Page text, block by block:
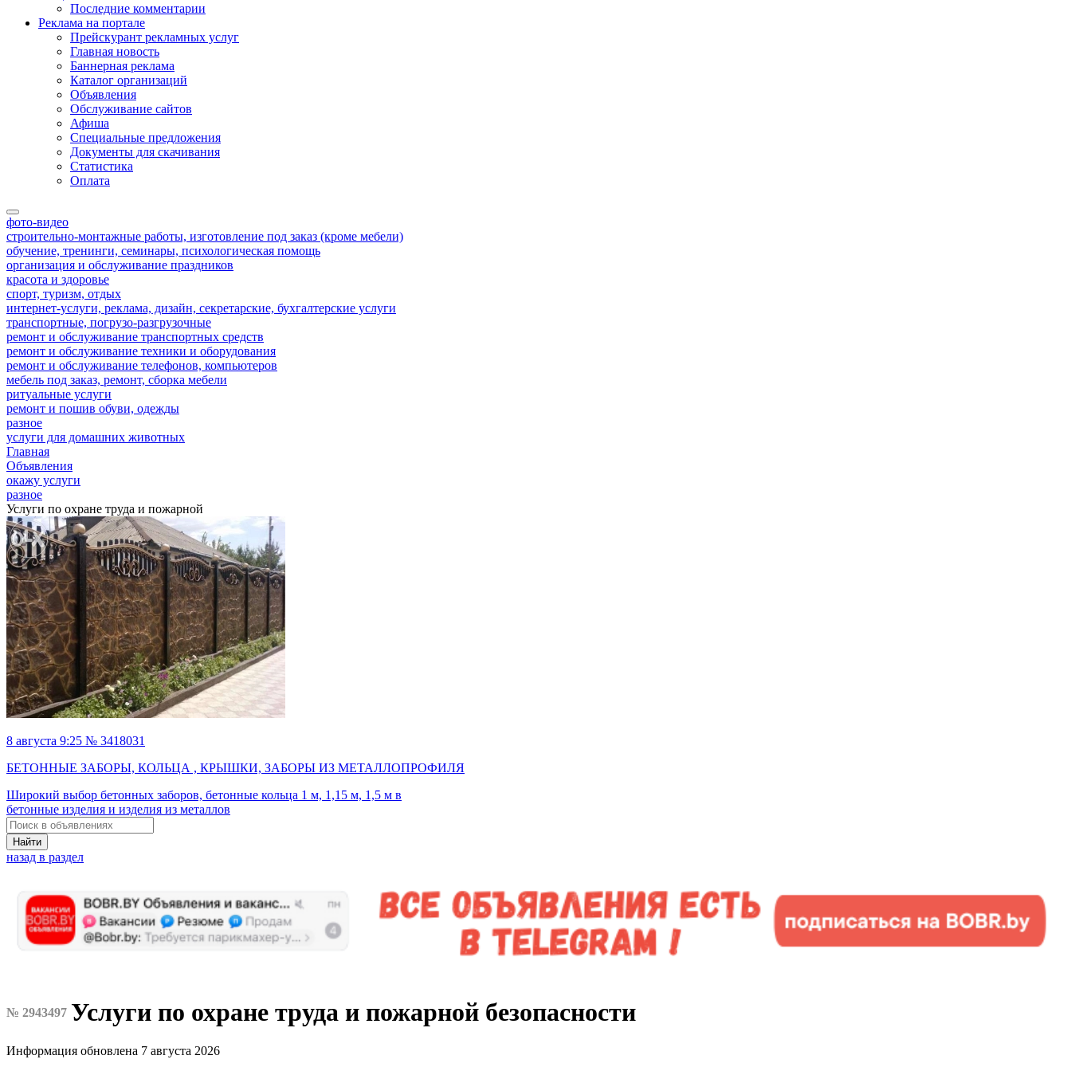
Последние комментарии
Реклама на портале
Прейскурант рекламных услуг
Главная новость
Баннерная реклама
Каталог организаций
Объявления
Обслуживание сайтов
Афиша
Специальные предложения
Документы для скачивания
Статистика
Оплата
фото-видео
строительно-монтажные работы, изготовление под заказ (кроме мебели)
обучение, тренинги, семинары, психологическая помощь
организация и обслуживание праздников
красота и здоровье
спорт, туризм, отдых
интернет-услуги, реклама, дизайн, секретарские, бухгалтерские услуги
транспортные, погрузо-разгрузочные
ремонт и обслуживание транспортных средств
ремонт и обслуживание техники и оборудования
ремонт и обслуживание телефонов, компьютеров
мебель под заказ, ремонт, сборка мебели
ритуальные услуги
ремонт и пошив обуви, одежды
разное
услуги для домашних животных
Главная
Объявления
окажу услуги
разное
Услуги по охране труда и пожарной
8 августа 9:25 № 3418031
БЕТОННЫЕ ЗАБОРЫ, КОЛЬЦА , КРЫШКИ, ЗАБОРЫ ИЗ МЕТАЛЛОПРОФИЛЯ
Широкий выбор бетонных заборов, бетонные кольца 1 м, 1,15 м, 1,5 м в
бетонные изделия и изделия из металлов
Найти
назад в раздел
№ 2943497 Услуги по охране труда и пожарной безопасности
Информация обновлена 7 августа 2026